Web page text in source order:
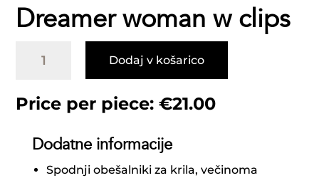
Dreamer woman w clips
woman
clips
količina
Dodaj v košarico
Price per piece:€21.00
Dodatne informacije
Spodnji obešalniki za krila, večinoma